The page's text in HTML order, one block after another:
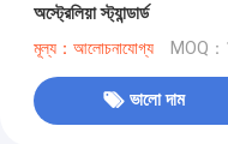
অস্ট্রেলিয়া স্ট্যান্ডার্ড
মূল্য：আলোচনাযোগ্য MOQ：
ভালো দাম